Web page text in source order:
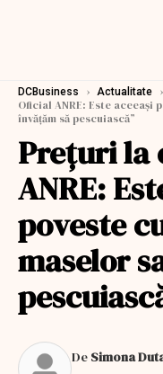
DCBusiness › Actualitate ›
Oficial ANRE: Este aceeaşi
învăţăm să pescuiască”
Prețuri la
ANRE:
poveste
maselor
De Simona